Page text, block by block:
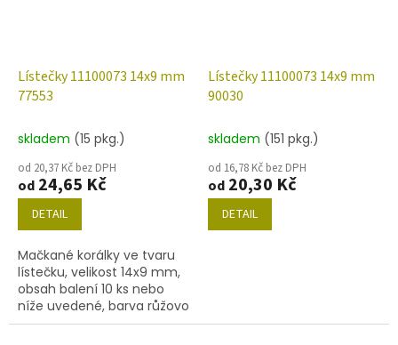
Lístečky 11100073 14x9 mm
77553
skladem (15 pkg.)
od 20,37 Kč bez DPH
od 24,65 Kč
DETAIL
Mačkané korálky ve tvaru
lístečku, velikost 14x9 mm,
obsah balení 10 ks nebo
níže uvedené, barva růžovo
zelené hedvábí.
Lístečky 11100073 14x9 mm
90030
skladem (151 pkg.)
od 16,78 Kč bez DPH
od 20,30 Kč
DETAIL